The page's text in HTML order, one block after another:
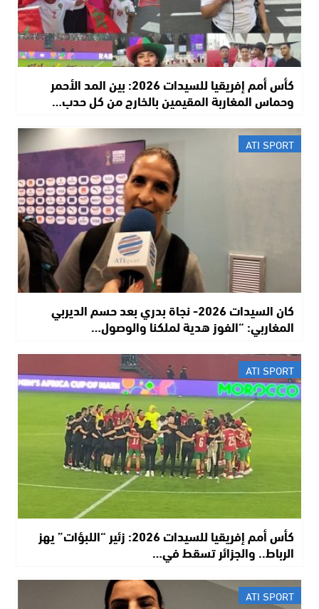
كأس أمم إفريقيا للسيدات 2026: بين المد الأحمر
وحماس المغاربة المقيمين بالخارج من كل حدب…
ATI SPORT
كان السيدات 2026- نجاة بدري بعد حسم الديربي
المغاربي: “الفوز هدية لملكنا والوصول…
ATI SPORT
كأس أمم إفريقيا للسيدات 2026: زئير “اللبؤات” يهز
الرباط.. والجزائر تسقط في…
ATI SPORT